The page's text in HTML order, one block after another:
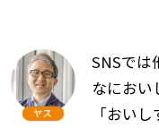
SNSでは
なにおい
「おい